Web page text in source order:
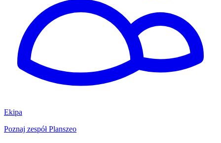
Ekipa
Poznaj zespół Planszeo